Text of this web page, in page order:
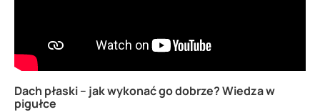
Dach płaski – jak wykonać go dobrze? Wiedza w
pigułce